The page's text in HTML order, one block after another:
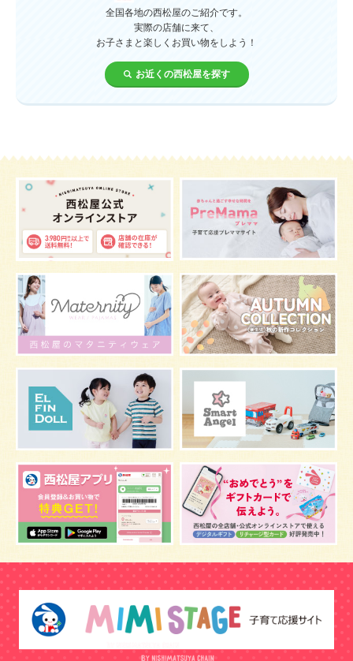
おむつ 出産準備
遊ぶ 夏 イヤイヤ期
あせも 汗 エアコン
適切温度 帽子 授乳 チャイルドシート
ベビー服 小学生 家族写真 産休 お昼寝
改善 枕 メニュー
グッズ お七夜 お宮参り 初節句
肌 抱っこ スキンケア お肌
マタニティウェア おしゃぶり 絵本 肌着
夜間断乳 お風呂 嫌がる うんち 髪の毛
視力 虫よけ
骨盤ベルトの基礎知識 骨盤ベルトの効果 栄養素
保存 マスク 予防
骨盤ベルトの注意点 感染症 双子
しこり おっぱい 水着 安全対策 おすすめ
マザーバッグ 予防注射 幼児期 アレルギー
反抗期 双胎妊娠 便秘 うなぎ 乳幼児
抜け毛 おしゃれ 目 風邪
陣痛バッグ
全国各地の西松屋のご紹介です。
実際の店舗に来て、
お子さまと楽しくお買い物をしよう！
お近くの西松屋を探す